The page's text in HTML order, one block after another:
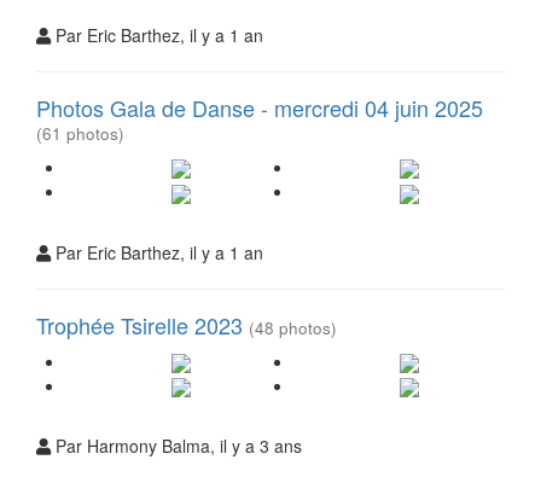
Par Eric Barthez, il y a 1 an
Photos Gala de Danse - mercredi 04 juin 2025
(61 photos)
Par Eric Barthez, il y a 1 an
Trophée Tsirelle 2023 (48 photos)
Par Harmony Balma, il y a 3 ans